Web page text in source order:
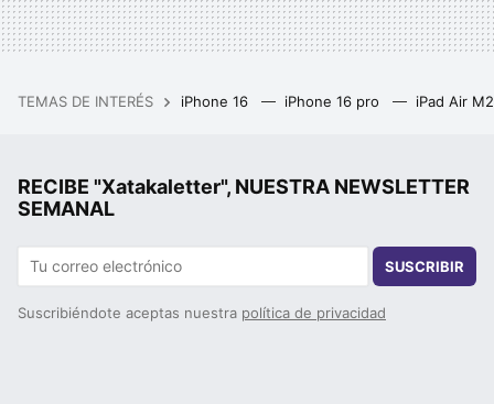
TEMAS DE INTERÉS iPhone 16 iPhone 16 pro iPad Air
RECIBE "Xatakaletter", NUESTRA NEWSLETTER
SEMANAL
SUSCRIBIR
Suscribiéndote aceptas nuestra política de privacidad